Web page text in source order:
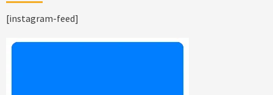
[instagram-feed]